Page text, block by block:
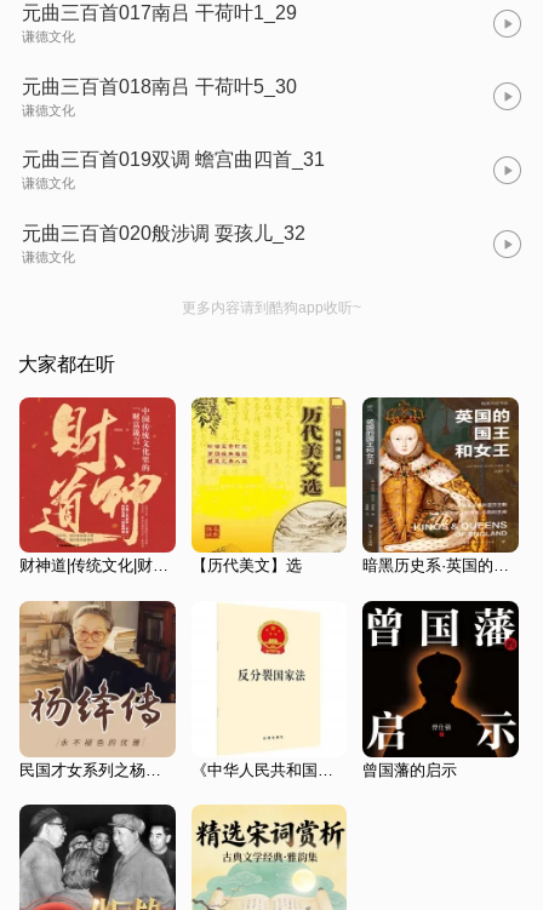
元曲三百首017南吕 干荷叶1_29
谦德文化
元曲三百首018南吕 干荷叶5_30
谦德文化
元曲三百首019双调 蟾宫曲四首_31
谦德文化
元曲三百首020般涉调 耍孩儿_32
谦德文化
更多内容请到酷狗app收听~
大家都在听
财神道|传统文化|财富箴言|财富精神|历史人物 【历代美文】选 暗黑历史系·英国的国王和女王
曾国藩的启示